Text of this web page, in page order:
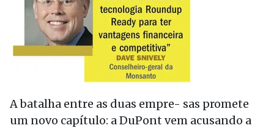
A batalha entre as duas empre- sas promete
um novo capítulo: a DuPont vem acusando a